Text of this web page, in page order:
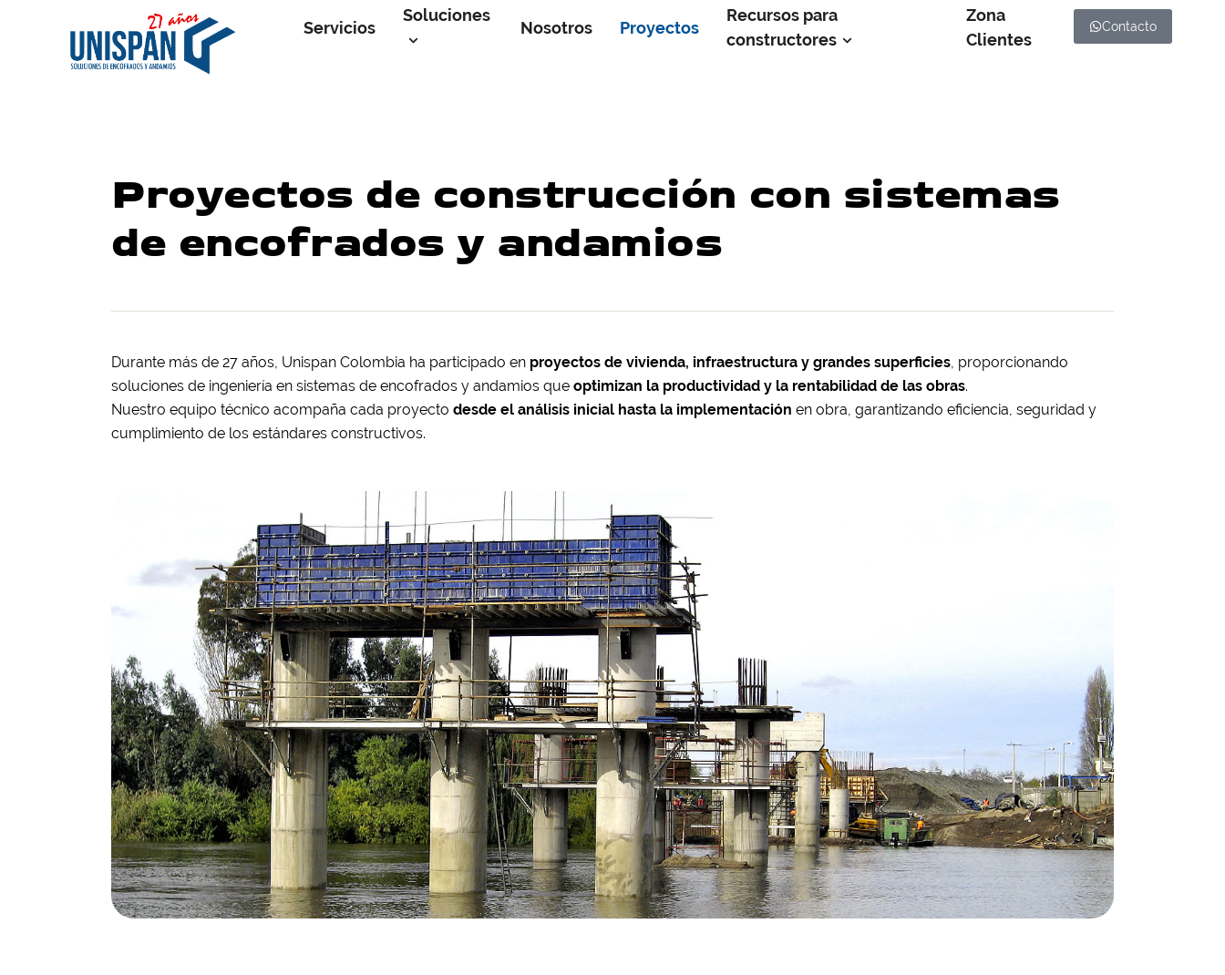
Servicios
Soluciones
Nosotros Proyectos
Recursos para
constructores
Zona
Clientes
Contacto
Proyectos de construcción con sistemas
de encofrados y andamios
Durante más de 27 años, Unispan Colombia ha participado en proyectos de vivienda, infraestructura y grandes superficies, proporcionando
soluciones de ingeniería en sistemas de encofrados y andamios que optimizan la productividad y la rentabilidad de las obras.
Nuestro equipo técnico acompaña cada proyecto desde el análisis inicial hasta la implementación en obra, garantizando eficiencia, seguridad y
cumplimiento de los estándares constructivos.